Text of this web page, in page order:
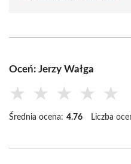
Oceń: Jerzy Wałga
★ ★ ★ ★ ★
Średnia ocena: 4.76 Liczba